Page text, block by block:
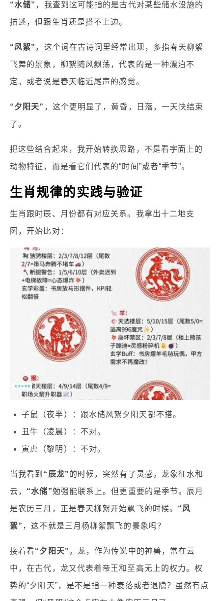
“水储” ，我查到这可能指的是古代对某些储水设施的
描述，但跟生肖还是搭不上边。
“风絮” ，这个词在古诗词里经常出现，多指春天柳絮
飞舞的景象，柳絮随风飘荡，代表的是一种漂泊不
定，或者说是春天临近尾声的感觉。
“夕阳天” ，这个更明显了，黄昏，日落，一天快结束
了。
把这些结合起来，我开始转换思路，不是看字面上的
动物特征，而是看它们代表的“时间”或者“季节”。
生肖规律的实践与验证
生肖跟时辰、月份都有对应关系。我拿出十二地支
图，开始比对：
子鼠（夜半）：跟水储风絮夕阳天都不搭。
丑牛（凌晨）：不对。
寅虎（黎明）：不对。
当我看到 “辰龙”的时候，突然有了灵感。龙象征水和
云， “水储”勉强能联系上。但更重要的是季节。辰月
是农历三月，正是春天柳絮开始飘飞的时候。 “风
絮” ，这不就是三月杨柳絮飘飞的景象吗？
接着看“夕阳天”。龙，作为传说中的神兽，常在云
中，在古代，龙又代表着帝王和至高无上的权力。权
势的“夕阳天”，是不是指一种衰落或者退隐？虽然有点